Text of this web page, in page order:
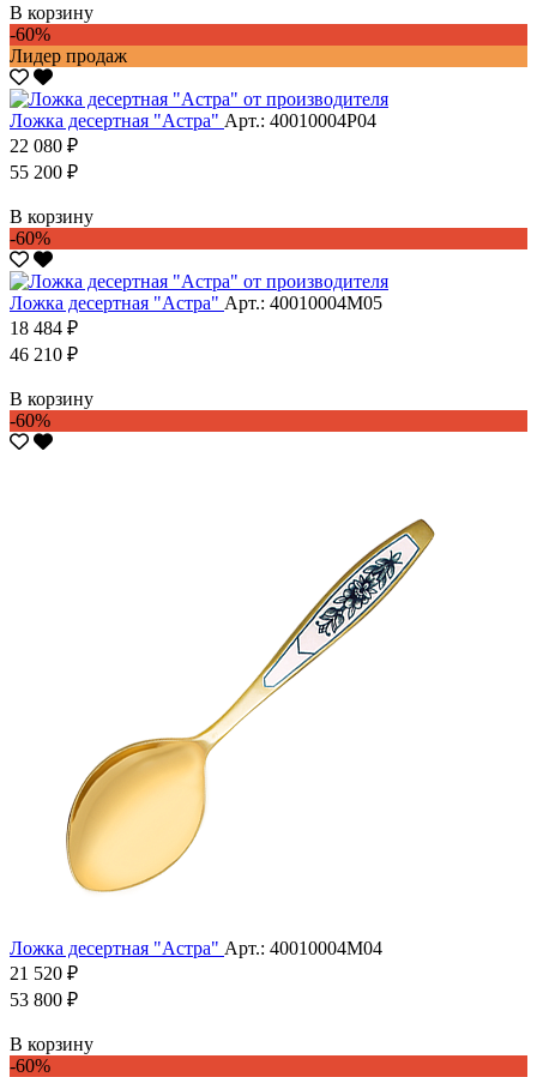
В корзину
-60%
Лидер продаж
Ложка десертная "Астра" Арт.: 40010004Р04
22 080 ₽
55 200 ₽
В корзину
-60%
Ложка десертная "Астра" Арт.: 40010004М05
18 484 ₽
46 210 ₽
В корзину
-60%
Ложка десертная "Астра" Арт.: 40010004М04
21 520 ₽
53 800 ₽
В корзину
-60%